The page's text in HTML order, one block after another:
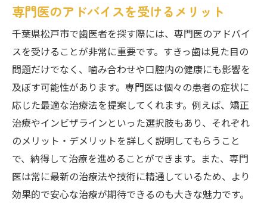
専門医のアドバイスを受けるメリット
千葉県松戸市で歯医者を探す際には、専門医のアドバイ
スを受けることが非常に重要です。すきっ歯は見た目の
問題だけでなく、噛み合わせや口腔内の健康にも影響を
及ぼす可能性があります。専門医は個々の患者の症状に
応じた最適な治療法を提案してくれます。例えば、矯正
治療やインビザラインといった選択肢もあり、それぞれ
のメリット・デメリットを詳しく説明してもらうこと
で、納得して治療を進めることができます。また、専門
医は常に最新の治療法や技術に精通しているため、より
効果的で安心な治療が期待できるのも大きな魅力です。